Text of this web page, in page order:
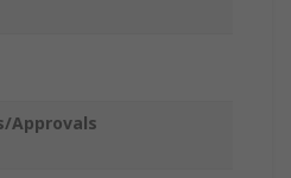
Approvals